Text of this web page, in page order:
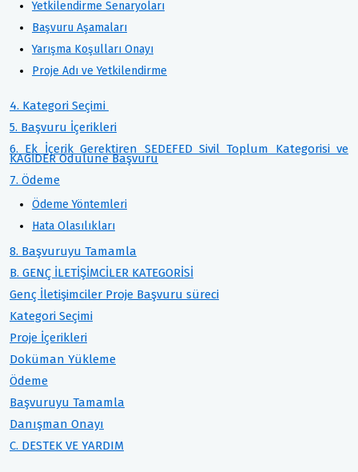
Yetkilendirme Senaryoları
Başvuru Aşamaları
Yarışma Koşulları Onayı
Proje Adı ve Yetkilendirme
4. Kategori Seçimi
5. Başvuru İçerikleri
6. Ek İçerik Gerektiren SEDEFED Sivil Toplum Kategorisi ve
KAGİDER Ödülüne Başvuru
7. Ödeme
Ödeme Yöntemleri
Hata Olasılıkları
8. Başvuruyu Tamamla
B. GENÇ İLETİŞİMCİLER KATEGORİSİ
Genç İletişimciler Proje Başvuru süreci
Kategori Seçimi
Proje İçerikleri
Doküman Yükleme
Ödeme
Başvuruyu Tamamla
Danışman Onayı
C. DESTEK VE YARDIM